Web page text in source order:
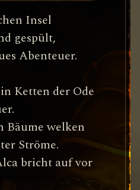
Insel
gespült,
Abenteuer.
Ketten der Ode
Bäume welken
Ströme.
bricht auf vor